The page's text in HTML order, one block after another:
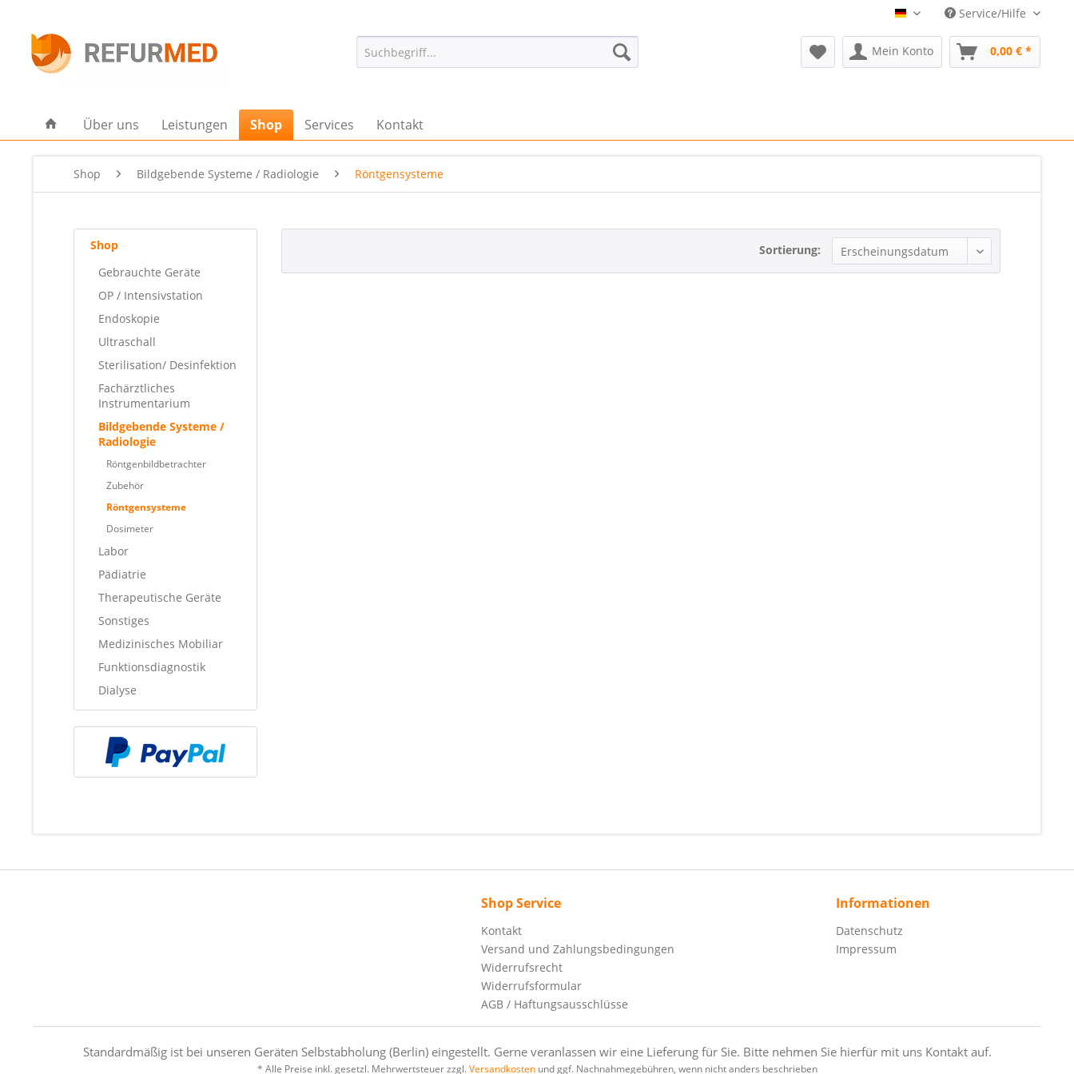
Refurmed DEService/Hilfe
Mein Konto 0,00 € *
Über uns Leistungen Shop Services Kontakt
Shop Bildgebende Systeme / Radiologie Röntgensysteme
Shop
Gebrauchte Geräte
OP / Intensivstation
Endoskopie
Ultraschall
Sterilisation/ Desinfektion
Fachärztliches
Instrumentarium
Bildgebende Systeme /
Radiologie
Röntgenbildbetrachter
Zubehör
Röntgensysteme
Dosimeter
Labor
Pädiatrie
Therapeutische Geräte
Sonstiges
Medizinisches Mobiliar
Funktionsdiagnostik
Dialyse
Sortierung:
Shop Service
Kontakt
Versand und Zahlungsbedingungen
Widerrufsrecht
Widerrufsformular
AGB / Haftungsausschlüsse
Informationen
Datenschutz
Impressum
Standardmäßig ist bei unseren Geräten Selbstabholung (Berlin) eingestellt. Gerne veranlassen wir eine Lieferung für Sie. Bitte nehmen Sie hierfür mit uns Kontakt auf.
* Alle Preise inkl. gesetzl. Mehrwertsteuer zzgl.Versandkostenund ggf. Nachnahmegebühren, wenn nicht anders beschrieben